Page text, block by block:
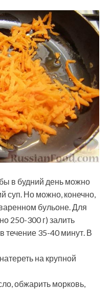
в будний день можно
суп. Но можно, конечно,
бульоне. Для
250-300 г) залить
течение 35-40 минут. В
на крупной
обжарить морковь,